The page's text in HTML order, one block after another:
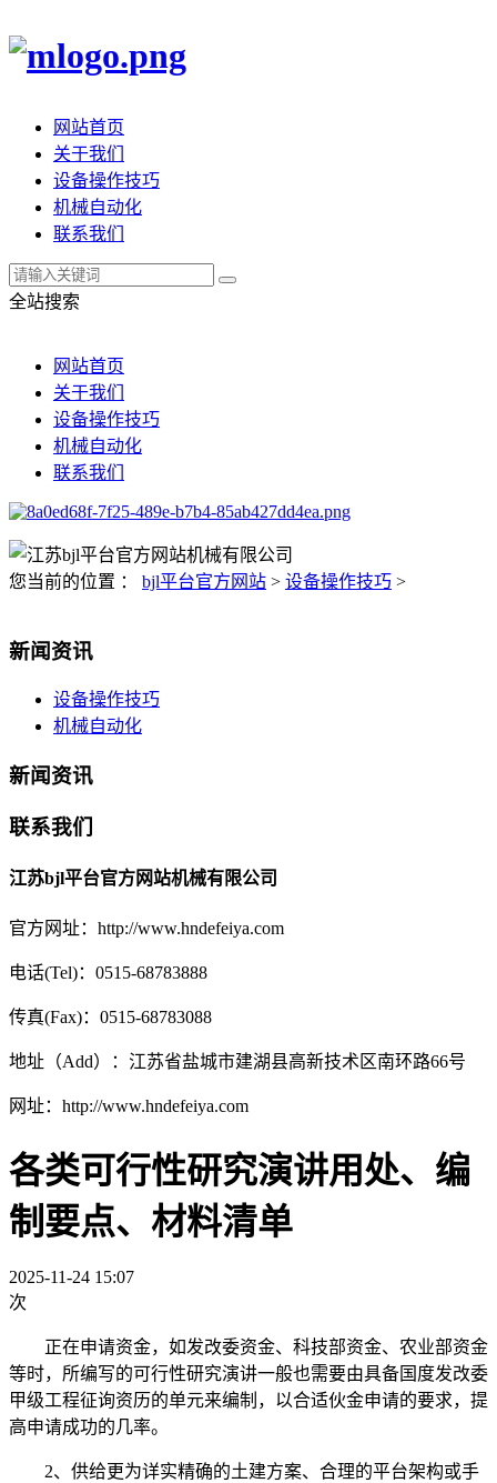
网站首页
关于我们
设备操作技巧
机械自动化
联系我们
全站搜索
网站首页
关于我们
设备操作技巧
机械自动化
联系我们
您当前的位置 ： bjl平台官方网站 > 设备操作技巧 >
新闻资讯
设备操作技巧
机械自动化
新闻资讯
联系我们
江苏bjl平台官方网站机械有限公司
官方网址：http://www.hndefeiya.com
电话(Tel)：0515-68783888
传真(Fax)：0515-68783088
地址（Add）：江苏省盐城市建湖县高新技术区南环路66号
网址：http://www.hndefeiya.com
各类可行性研究演讲用处、编
制要点、材料清单
2025-11-24 15:07
次
正在申请资金，如发改委资金、科技部资金、农业部资金
等时，所编写的可行性研究演讲一般也需要由具备国度发改委
甲级工程征询资历的单元来编制，以合适伙金申请的要求，提
高申请成功的几率。
2、供给更为详实精确的土建方案、合理的平台架构或手